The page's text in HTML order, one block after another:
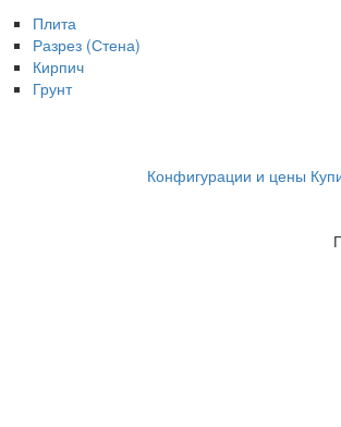
Плита
Разрез (Стена)
Кирпич
Грунт
Конфигурации и цены